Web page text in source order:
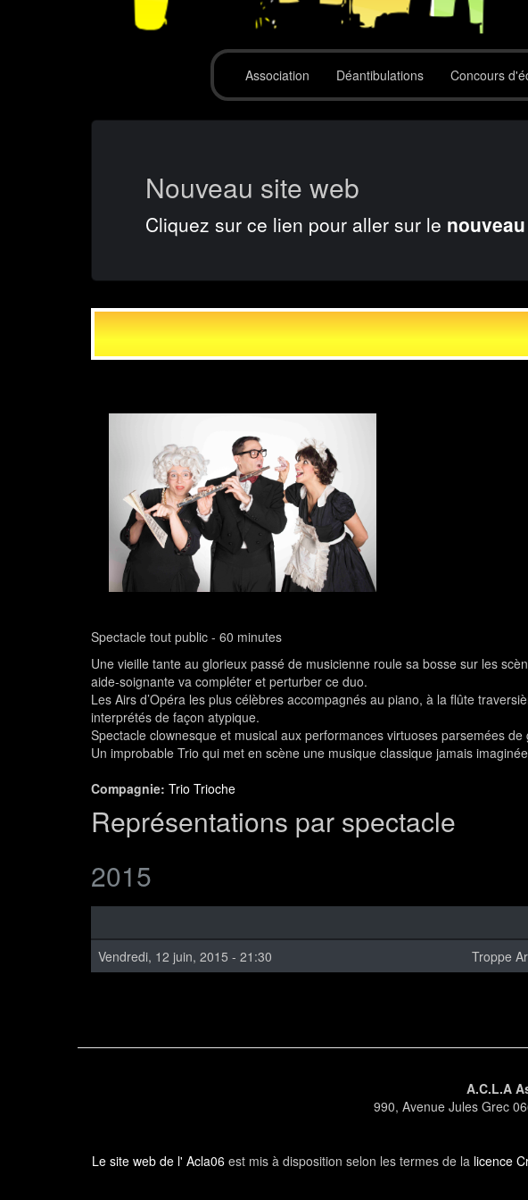
Association Déantibulations Concours
Nouveau site web
Cliquez sur ce lien pour aller sur le
Spectacle tout public - 60 minutes
Une vieille tante au glorieux passé de musicienne roule sa bosse sur les
aide-soignante va compléter et perturber ce duo.
Les Airs d’Opéra les plus célèbres accompagnés au piano, à la flûte
interprétés de façon atypique.
Spectacle clownesque et musical aux performances virtuoses parsemées de
Un improbable Trio qui met en scène une musique classique jamais
Compagnie: Trio Trioche
Représentations par spectacle
2015
Vendredi, 12 juin, 2015 - 21:30
Troppe
A.C.L.A
990, Avenue Jules Grec
Le site web de l' Acla06 est mis à disposition selon les termes de la licence